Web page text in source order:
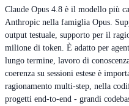
Claude Opus 4.8 è il modello più
Anthropic nella famiglia Opus.
output testuale, supporto per il
milione di token. È adatto per
lungo termine, lavoro di
coerenza su sessioni estese è
ragionamento multi-step, nella
progetti end-to-end - grandi